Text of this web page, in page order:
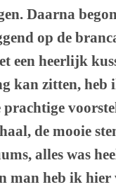
Daarna
op de
een heerlijk
kan zitten, heb
prachtige
de mooie
alles was
man heb ik hier